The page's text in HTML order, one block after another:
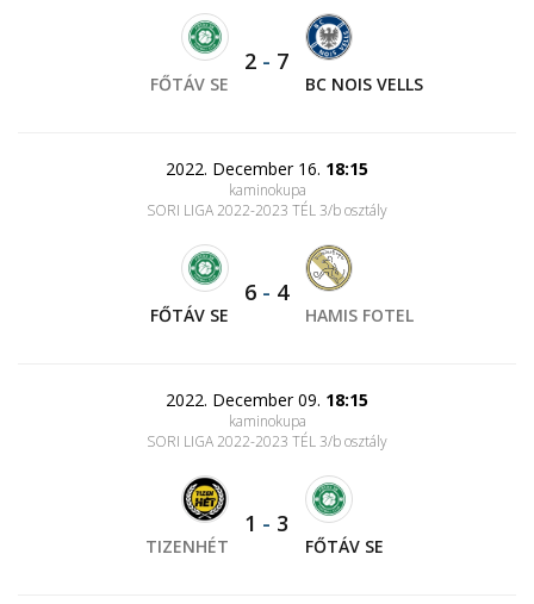
FŐTÁV SE
2 - 7
BC NOIS VELLS
2022. December 16. 18:15
kaminokupa
SORI LIGA 2022-2023 TÉL 3/b osztály
FŐTÁV SE
6 - 4
HAMIS FOTEL
2022. December 09. 18:15
kaminokupa
SORI LIGA 2022-2023 TÉL 3/b osztály
TIZENHÉT
1 - 3
FŐTÁV SE